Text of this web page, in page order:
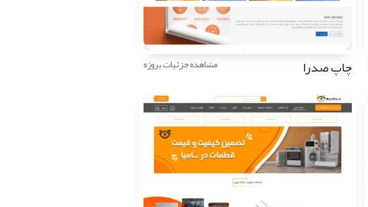
چاپ صدرا مشاهده جزئیات پروژه